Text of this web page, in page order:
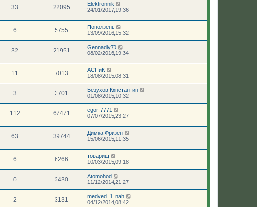
33 22095
Elektronnik
24/01/2017,19:36
6 5755
Поползень
13/09/2016,15:32
32 21951
Gennadiy70
08/02/2016,19:34
11 7013
АСПиК
18/08/2015,08:31
3 3701
Безухов Константин
01/08/2015,10:32
112 67471
egor-7771
07/07/2015,23:27
63 39744
Димка Фризен
15/06/2015,11:35
6 6266
товарищ
10/03/2015,09:18
0 2430
Atomohod
11/12/2014,21:27
2 3131
medved_1_nah
04/12/2014,08:42